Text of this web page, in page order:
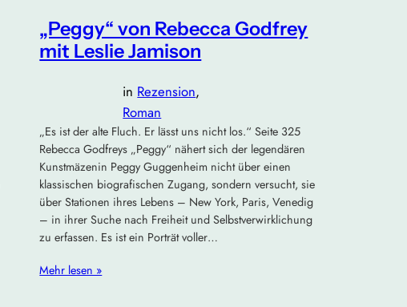
„Peggy“ von Rebecca Godfrey
mit Leslie Jamison
in Rezension
Roman
„Es ist der alte Fluch. Er lässt uns nicht los.“ Seite 325
Rebecca Godfreys „Peggy“ nähert sich der legendären
Kunstmäzenin Peggy Guggenheim nicht über einen
klassischen biografischen Zugang, sondern versucht, sie
über Stationen ihres Lebens – New York, Paris, Venedig
– in ihrer Suche nach Freiheit und Selbstverwirklichung
zu erfassen. Es ist ein Porträt voller…
Mehr lesen »